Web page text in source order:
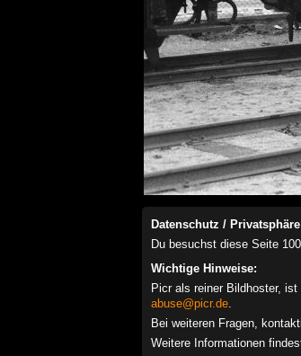
Datenschutz /
Du besuchst diese Seite
Wichtige Hinweise:
Picr als reiner Bildhoster,
abuse@picr.de.
Bei weiteren Fragen,
Weitere Informationen